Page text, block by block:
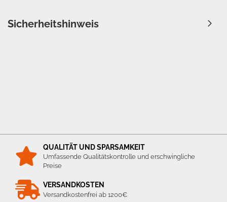
Sicherheitshinweis
QUALITÄT UND SPARSAMKEIT
Umfassende Qualitätskontrolle und erschwingliche
Preise
VERSANDKOSTEN
Versandkostenfrei ab 1200€